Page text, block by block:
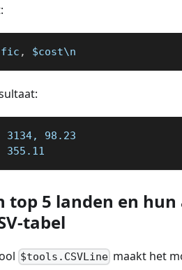
, $cost\n
3134, 98.23
355.11
top 5 landen en
tabel
$tools.CSVLine maakt het